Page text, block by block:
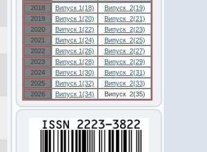
2018
Випуск 1(18)
Випуск 2(19)
2019
Випуск 1(20)
Випуск 2(21)
2020
Випуск 1(22)
Випуск 2(23)
2021
Випуск 1(24)
Випуск 2(25)
2022
Випуск 1(26)
Випуск 2(27)
2023
Випуск 1(28)
Випуск 2(29)
2024
Випуск 1(30)
Випуск 2(31)
2025
Випуск 1(32)
Випуск 2(33)
2026
Випуск 1(34) Випуск 2(35)